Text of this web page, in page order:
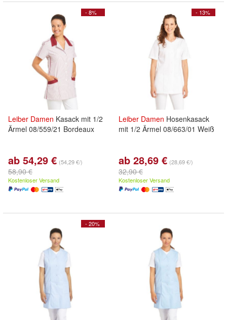
- 8%
Leiber Damen Kasack mit 1/2
Ärmel 08/559/21 Bordeaux
ab 54,29 € (54,29 €/)
58,90 €
Kostenloser Versand
- 13%
Leiber Damen Hosenkasack
mit 1/2 Ärmel 08/663/01 Weiß
ab 28,69 € (28,69 €/)
32,90 €
Kostenloser Versand
- 20%